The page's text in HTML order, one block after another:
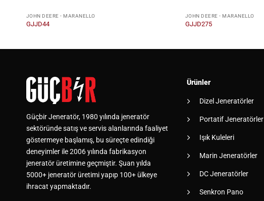
JOHN DEERE - MARANELLO
GJJD44
JOHN DEERE - MARANELLO
GJJD275
Güçbir Jeneratör, 1980 yılında jeneratör
sektöründe satış ve servis alanlarında faaliyet
göstermeye başlamış, bu süreçte edindiği
deneyimler ile 2006 yılında fabrikasyon
jeneratör üretimine geçmiştir. Şuan yılda
5000+ jeneratör üretimi yapıp 100+ ülkeye
ihracat yapmaktadır.
Ürünler
Dizel Jeneratörler
Portatif Jeneratörler
Işık Kuleleri
Marin Jeneratörler
DC Jeneratörler
Senkron Pano